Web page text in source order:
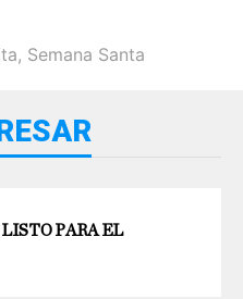
, Semana Santa
PARA EL